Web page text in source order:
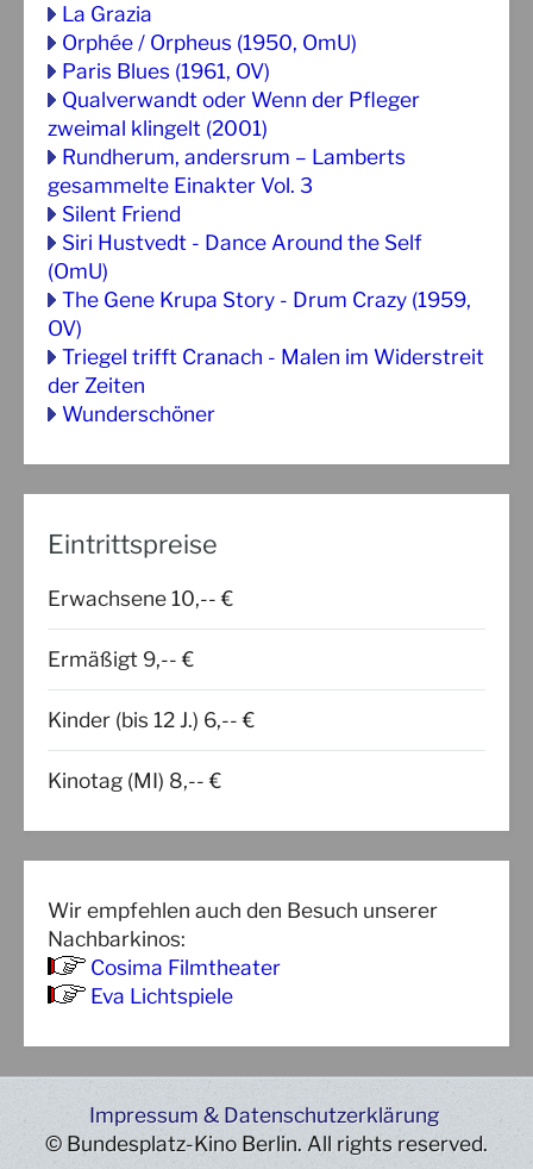
La Grazia
Orphée / Orpheus (1950, OmU)
Paris Blues (1961, OV)
Qualverwandt oder Wenn der Pfleger
zweimal klingelt (2001)
Rundherum, andersrum – Lamberts
gesammelte Einakter Vol. 3
Silent Friend
Siri Hustvedt - Dance Around the Self
(OmU)
The Gene Krupa Story - Drum Crazy (1959,
OV)
Triegel trifft Cranach - Malen im Widerstreit
der Zeiten
Wunderschöner
Eintrittspreise
Erwachsene 10,-- €
Ermäßigt 9,-- €
Kinder (bis 12 J.) 6,-- €
Kinotag (MI) 8,-- €
Wir empfehlen auch den Besuch unserer
Nachbarkinos:
Cosima Filmtheater
Eva Lichtspiele
Impressum & Datenschutzerklärung
© Bundesplatz-Kino Berlin. All rights reserved.